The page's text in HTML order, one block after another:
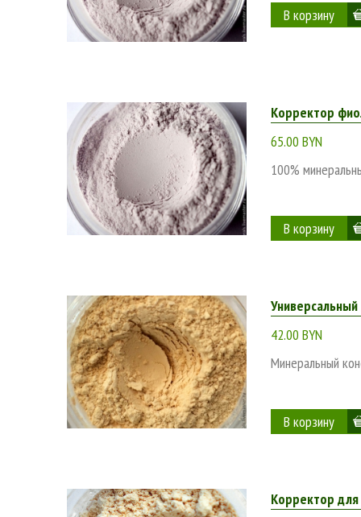
Корректор
65.00 BYN
100%
42.00 BYN
Минеральный
Корректор для